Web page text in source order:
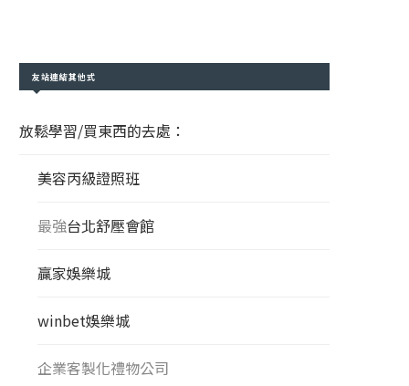
友站連結其他式
放鬆學習/買東西的去處：
美容丙級證照班
最強台北舒壓會館
贏家娛樂城
winbet娛樂城
企業客製化禮物公司